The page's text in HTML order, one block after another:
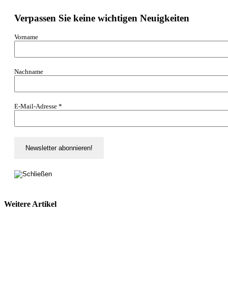
Verpassen Sie keine wichtigen Neuigkeiten
Vorname
Nachname
E-Mail-Adresse *
Weitere Artikel